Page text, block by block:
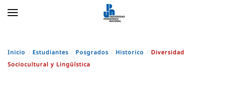
Inicio Estudiantes Posgrados Historico
Diversidad
Sociocultural y Lingüística